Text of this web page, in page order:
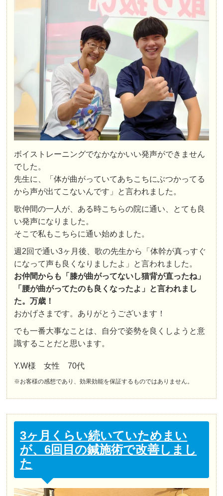
ボイストレーニングでなかなかいい発声ができません
でした。
先生に、「体が曲がっていてあちこちにぶつかってる
から声が出てこないんです」と言われました。
歌仲間の一人が、ある時こちらの院に通い、とても良
い発声になりました。
そこで私もこちらに通い始めました。
週2回で通い3ヶ月後、歌の先生から「体幹が真っすぐ
になって声も良くなりましたよ」と言われました。
お仲間からも「膝が曲がってないし猫背が直ったね」
「腰が曲がってたのも良くなったよ」と言われまし
た。万歳！
おかげさまです。ありがとうございます！
でも一番大事なことは、自分で姿勢を良くしようと意
識することだと思います。
Y.W様 女性 70代
※お客様の感想であり、効果効能を保証するものではありません。
3ヶ月くらい続いていためまい
が、6回目の鍼施術で改善しまし
た